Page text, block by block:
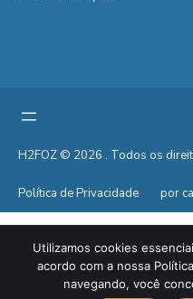
H2FOZ © 2026 . Todos os
Política de Privacidade por
Utilizamos cookies
acordo com a nossa
navegando, você